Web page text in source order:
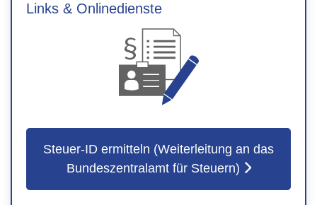
Links & Onlinedienste
Steuer-ID ermitteln (Weiterleitung an das
Bundeszentralamt für Steuern)